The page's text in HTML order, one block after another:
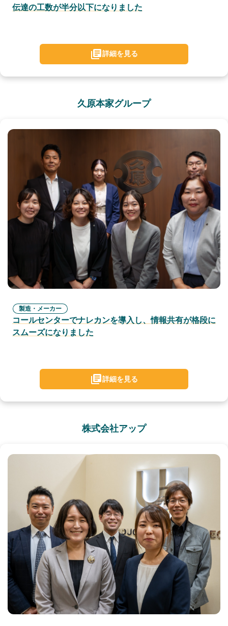
伝達の工数が半分以下になりました
詳細を見る
久原本家グループ
製造・メーカー
コールセンターでナレカンを導入し、情報共有が格段に
スムーズになりました
詳細を見る
株式会社アップ